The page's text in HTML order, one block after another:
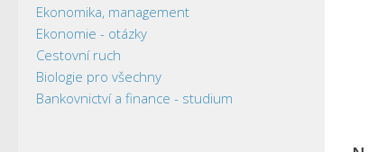
Ekonomika, management
Ekonomie - otázky
Cestovní ruch
Biologie pro všechny
Bankovnictví a finance - studium